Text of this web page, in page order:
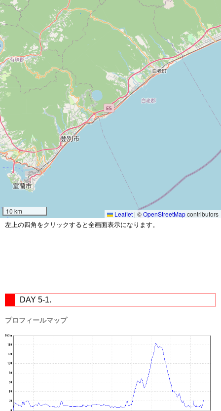
10 km Leaflet | ©OpenStreetMapcontributors
左上の四角をクリックすると全画面表示になります。
DAY 5-1.
プロフィールマップ